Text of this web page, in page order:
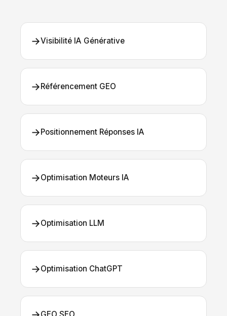
→Visibilité IA Générative
→Référencement GEO
→Positionnement Réponses IA
→Optimisation Moteurs IA
→Optimisation LLM
→Optimisation ChatGPT